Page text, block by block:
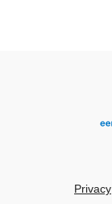
Privacy